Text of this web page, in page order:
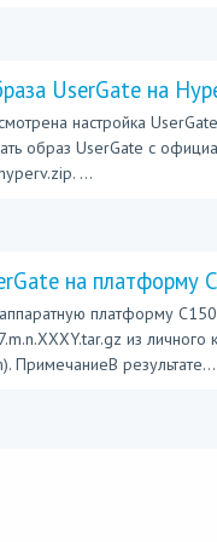
UserGate на
настройка
образ UserGate с
...
на платформу
платформу
из личного
ПримечаниеВ результате...